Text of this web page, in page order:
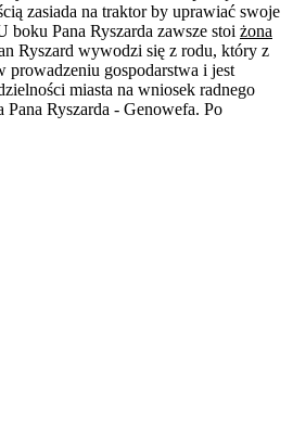
zasiada na traktor by uprawiać swoje
Pana Ryszarda zawsze stoi żona
Ryszard wywodzi się z rodu, który z
prowadzeniu gospodarstwa i jest
miasta na wniosek radnego
Ryszarda - Genowefa. Po